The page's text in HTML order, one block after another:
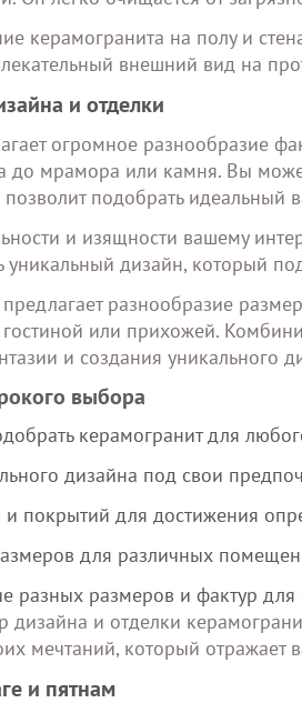
керамогранита на полу и
внешний вид на
и отделки
огромное разнообразие
до мрамора или камня. Вы
позволит подобрать
и изящности вашему
уникальный дизайн, который
разнообразие
или прихожей.
и создания уникального
выбора
керамогранит для
дизайна под свои
и покрытий для достижения
для различных
разных размеров и фактур для
и отделки
мечтаний, который отражает
и пятнам